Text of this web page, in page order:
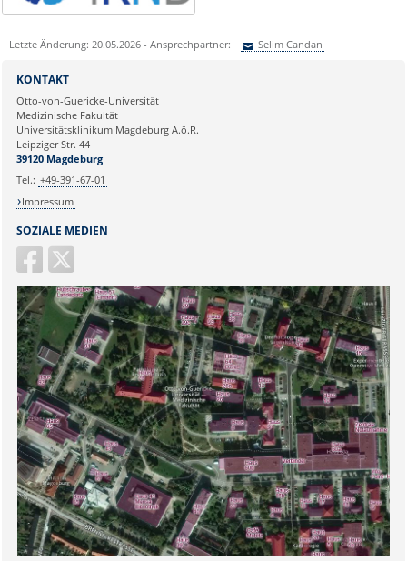
Letzte Änderung: 20.05.2026 - Ansprechpartner: Selim Candan
Ihre E-Mailadresse:
Ihr Anliegen:
Sicherheitsabfrage:
SOZIALE MEDIEN
KONTAKT
Otto-von-Guericke-Universität
Medizinische Fakultät
Universitätsklinikum Magdeburg A.ö.R.
Leipziger Str. 44
39120 Magdeburg
Tel.: +49-391-67-01
Impressum